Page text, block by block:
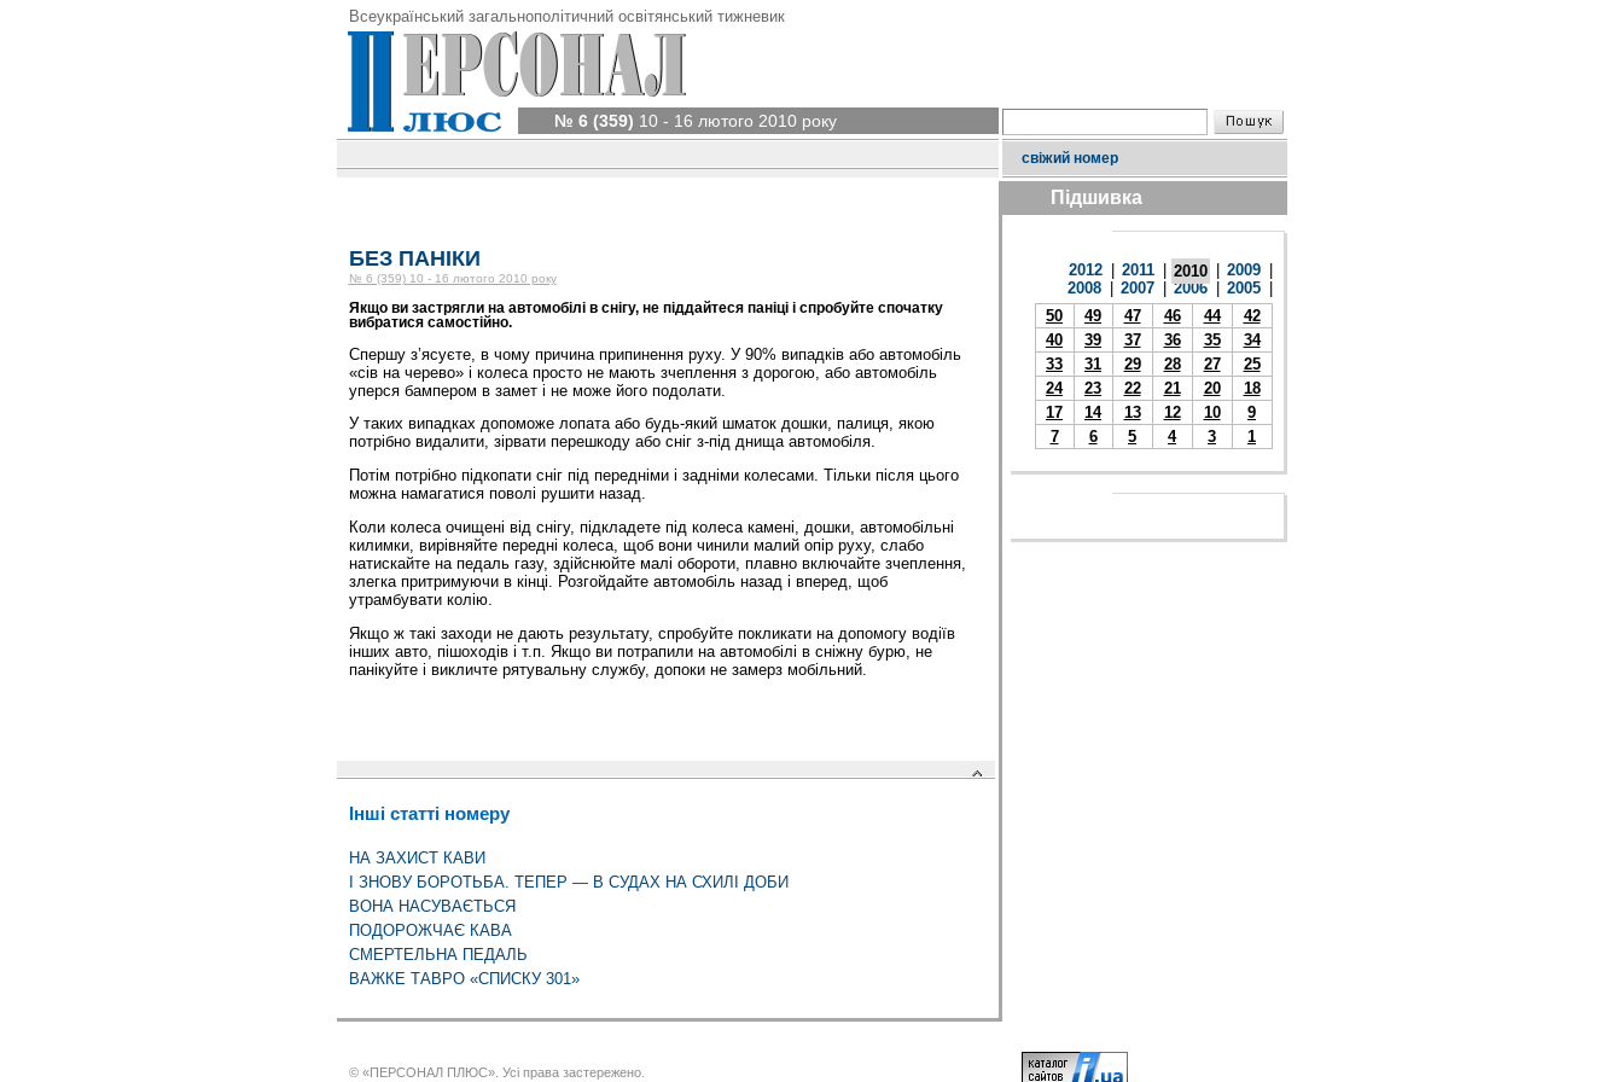
Всеукраїнський загальнополітичний освітянський тижневик
№ 6 (359) 10 - 16 лютого 2010 року
свіжий номер
БЕЗ ПАНІКИ
№ 6 (359) 10 - 16 лютого 2010 року
Якщо ви застрягли на автомобілі в снігу, не піддайтеся паніці і спробуйте спочатку
вибратися самостійно.
Спершу з’ясуєте, в чому причина припинення руху. У 90% випадків або автомобіль
«сів на черево» і колеса просто не мають зчеплення з дорогою, або автомобіль
уперся бампером в замет і не може його подолати.
У таких випадках допоможе лопата або будь-який шматок дошки, палиця, якою
потрібно видалити, зірвати перешкоду або сніг з-під днища автомобіля.
Потім потрібно підкопати сніг під передніми і задніми колесами. Тільки після цього
можна намагатися поволі рушити назад.
Коли колеса очищені від снігу, підкладете під колеса камені, дошки, автомобільні
килимки, вирівняйте передні колеса, щоб вони чинили малий опір руху, слабо
натискайте на педаль газу, здій­снюйте малі обороти, плавно включайте зчеплення,
злегка притримуючи в кінці. Розгойдайте автомобіль назад і вперед, щоб
утрамбувати колію.
Якщо ж такі заходи не дають результату, спробуйте покликати на допомогу водіїв
інших авто, пішоходів і т.п. Якщо ви потрапили на автомобілі в сніжну бурю, не
панікуйте і викличте рятувальну службу, допоки не замерз мобільний.
Інші статті номеру
НА ЗАХИСТ КАВИ
І ЗНОВУ БОРОТЬБА. ТЕПЕР — В СУДАХ НА СХИЛІ ДОБИ
ВОНА НАСУВАЄТЬСЯ
ПОДОРОЖЧАЄ КАВА
СМЕРТЕЛЬНА ПЕДАЛЬ
ВАЖКЕ ТАВРО «СПИСКУ 301»
Підшивка
2012 2011 2010 2009
2008
2007 2006 2005
50
49 47 46 44
42
40
39 37 36 35
34
33
31 29 28 27
25
24
23 22 21 20
18
17
14 13 12 10
9
7
6 5 4 3 1
© «ПЕРСОНАЛ ПЛЮС». Усі права застережено.